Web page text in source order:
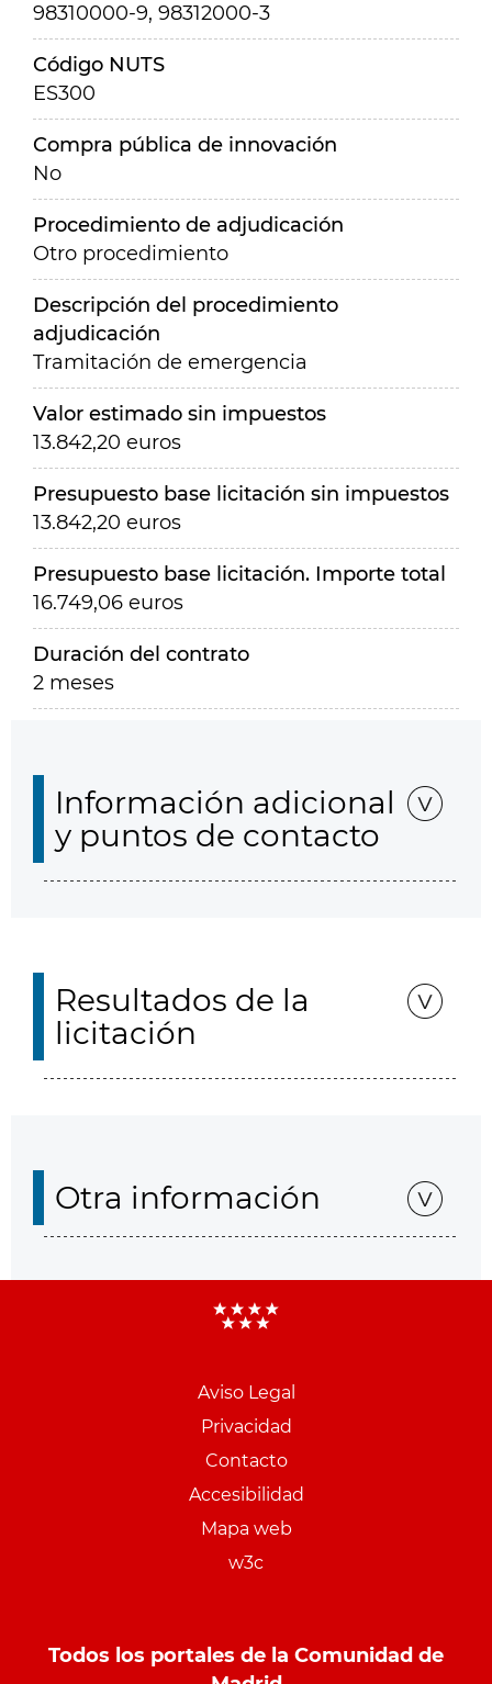
98310000-9, 98312000-3
Código NUTS
ES300
Compra pública de innovación
No
Procedimiento de adjudicación
Otro procedimiento
Descripción del procedimiento
adjudicación
Tramitación de emergencia
Valor estimado sin impuestos
13.842,20 euros
Presupuesto base licitación sin impuestos
13.842,20 euros
Presupuesto base licitación. Importe total
16.749,06 euros
Duración del contrato
2 meses
Información adicional
y puntos de contacto
Resultados de la
licitación
Otra información
Aviso Legal
Privacidad
Contacto
Accesibilidad
Mapa web
w3c
Todos los portales de la Comunidad de